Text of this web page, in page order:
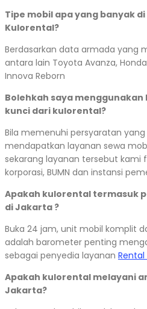
Tipe mobil apa yang banyak
Kulorental?
Berdasarkan data armada yang
antara lain Toyota Avanza,
Innova Reborn
Bolehkah saya
kunci dari kulorental?
Bila memenuhi persyaratan
mendapatkan layanan sewa
sekarang layanan tersebut kami
korporasi, BUMN dan instansi
Apakah kulorental termasuk
di Jakarta ?
Buka 24 jam, unit mobil komplit
adalah barometer penting
sebagai penyedia layanan
Apakah kulorental melayani
Jakarta?